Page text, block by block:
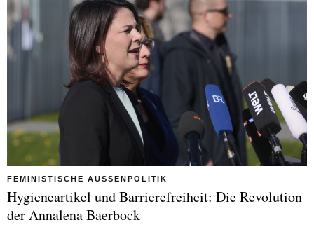
FEMINISTISCHE AUSSENPOLITIK
Hygieneartikel und Barrierefreiheit: Die Revolution
der Annalena Baerbock